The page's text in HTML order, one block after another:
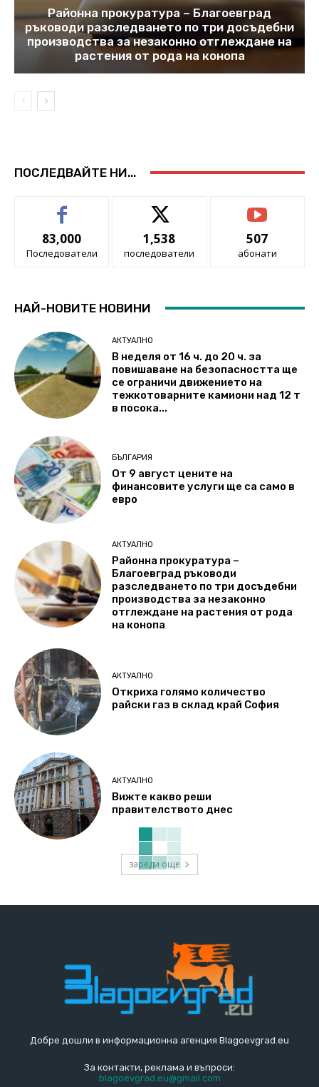
Районна прокуратура – Благоевград
ръководи разследването по три досъдебни
производства за незаконно отглеждане на
растения от рода на конопа
ПОСЛЕДВАЙТЕ НИ...
83,000
Последователи
1,538
последователи
507
абонати
НАЙ-НОВИТЕ НОВИНИ
АКТУАЛНО
В неделя от 16 ч. до 20 ч. за
повишаване на безопасността ще
се ограничи движението на
тежкотоварните камиони над 12 т
в посока...
БЪЛГАРИЯ
От 9 август цените на
финансовите услуги ще са само в
евро
АКТУАЛНО
Районна прокуратура –
Благоевград ръководи
разследването по три досъдебни
производства за незаконно
отглеждане на растения от рода
на конопа
АКТУАЛНО
Откриха голямо количество
райски газ в склад край София
АКТУАЛНО
Вижте какво реши
правителството днес
зареди още
Добре дошли в информационна агенция Blagoevgrad.eu
За контакти, реклама и въпроси:
blagoevgrad.eu@gmail.com